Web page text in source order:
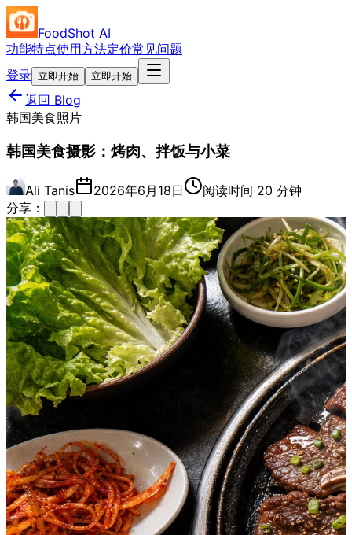
FoodShot AI
功能特点使用方法定价常见问题
登录 立即开始 立即开始
返回 Blog
韩国美食照片
韩国美食摄影：烤肉、拌饭与小菜
Ali Tanis 2026年6月18日
阅读时间 20 分钟
分享：